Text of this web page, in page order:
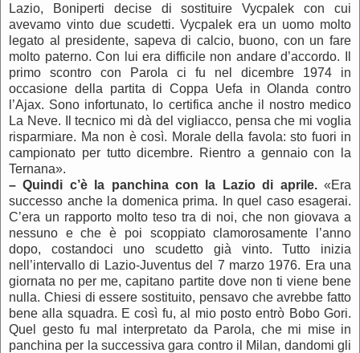
Lazio, Boniperti decise di sostituire Vycpalek con cui
avevamo vinto due scudetti. Vycpalek era un uomo molto
legato al presidente, sapeva di calcio, buono, con un fare
molto paterno. Con lui era difficile non andare d’accordo. Il
primo scontro con Parola ci fu nel dicembre 1974 in
occasione della partita di Coppa Uefa in Olanda contro
l’Ajax. Sono infortunato, lo certifica anche il nostro medico
La Neve. Il tecnico mi dà del vigliacco, pensa che mi voglia
risparmiare. Ma non è così. Morale della favola: sto fuori in
campionato per tutto dicembre. Rientro a gennaio con la
Ternana».
–Quindi c’è la panchina con la Lazio di aprile.«Era
successo anche la domenica prima. In quel caso esagerai.
C’era un rapporto molto teso tra di noi, che non giovava a
nessuno e che è poi scoppiato clamorosamente l’anno
dopo, costandoci uno scudetto già vinto. Tutto inizia
nell’intervallo di Lazio-Juventus del 7 marzo 1976. Era una
giornata no per me, capitano partite dove non ti viene bene
nulla. Chiesi di essere sostituito, pensavo che avrebbe fatto
bene alla squadra. E così fu, al mio posto entrò Bobo Gori.
Quel gesto fu mal interpretato da Parola, che mi mise in
panchina per la successiva gara contro il Milan, dandomi gli